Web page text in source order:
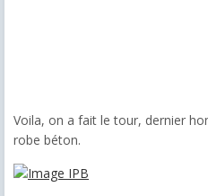
Voila, on a fait le tour, dernier
robe béton.